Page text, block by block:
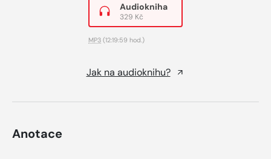
Audiokniha
329 Kč
MP3 (12:19:59 hod.)
Jak na audioknihu?
Anotace